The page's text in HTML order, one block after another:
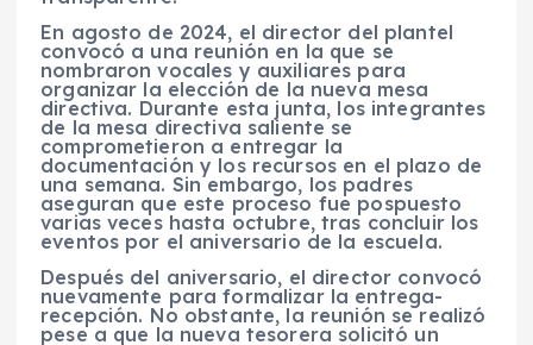
En agosto de 2024, el director del plantel
convocó a una reunión en la que se
nombraron vocales y auxiliares para
organizar la elección de la nueva mesa
directiva. Durante esta junta, los integrantes
de la mesa directiva saliente se
comprometieron a entregar la
documentación y los recursos en el plazo de
una semana. Sin embargo, los padres
aseguran que este proceso fue pospuesto
varias veces hasta octubre, tras concluir los
eventos por el aniversario de la escuela.
Después del aniversario, el director convocó
nuevamente para formalizar la entrega-
recepción. No obstante, la reunión se realizó
pese a que la nueva tesorera solicitó un